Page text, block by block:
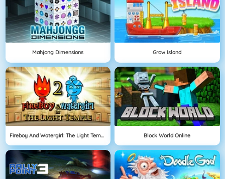
Mahjong Dimensions Grow Island
Fireboy And Watergirl: The Light Temple Block World Online